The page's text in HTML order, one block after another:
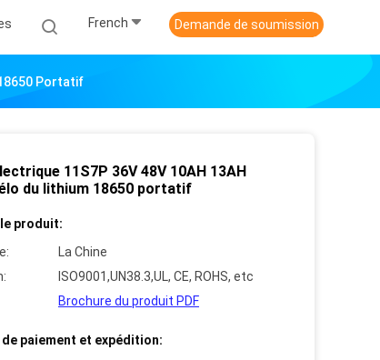
French Demande de soumission
Portatif
11S7P 36V 48V 10AH 13AH
du lithium 18650 portatif
produit:
La Chine
ISO9001,UN38.3,UL, CE, ROHS, etc
Brochure du produit PDF
paiement et expédition: